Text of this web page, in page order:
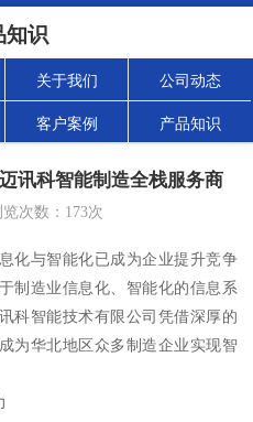
知识
关于我们 公司动态
客户案例 产品知识
讯科智能制造全栈服务商
次数： 173次
化与智能化已成为企业提升竞争
制造业信息化、智能化的信息系
科智能技术有限公司凭借深厚的
为华北地区众多制造企业实现智